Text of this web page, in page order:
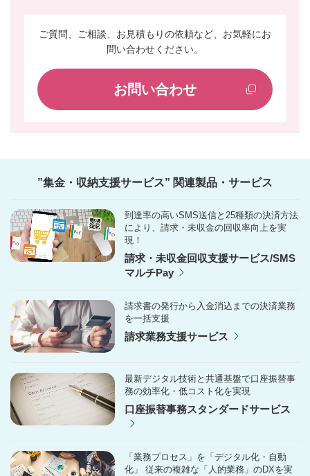
ご質問、ご相談、お見積もりの依頼など、お気軽にお
問い合わせください。
お問い合わせ
”集金・収納支援サービス” 関連製品・サービス
到達率の高いSMS送信と25種類の決済方法
により、請求・未収金の回収率向上を実
現！
請求・未収金回収支援サービス/SMS
マルチPay
請求書の発行から入金消込までの決済業務
を一括支援
請求業務支援サービス
最新デジタル技術と共通基盤で口座振替事
務の効率化・低コスト化を実現
口座振替事務スタンダードサービス
「業務プロセス」を「デジタル化・自動
化」 従来の複雑な「人的業務」のDXを実